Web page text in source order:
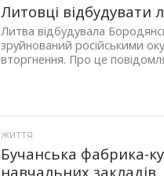
Литовці відбудувати
Литва відбудувала
зруйнований російськими
вторгнення. Про це
ЖИТТЯ
Бучанська фабрика-
навчальних закладів